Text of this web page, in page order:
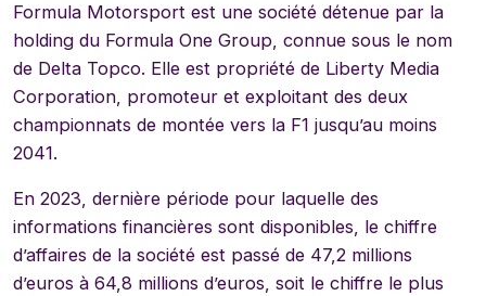
Formula Motorsport est une société détenue par la
holding du Formula One Group, connue sous le nom
de Delta Topco. Elle est propriété de Liberty Media
Corporation, promoteur et exploitant des deux
championnats de montée vers la F1 jusqu’au moins
2041.
En 2023, dernière période pour laquelle des
informations financières sont disponibles, le chiffre
d’affaires de la société est passé de 47,2 millions
d’euros à 64,8 millions d’euros, soit le chiffre le plus